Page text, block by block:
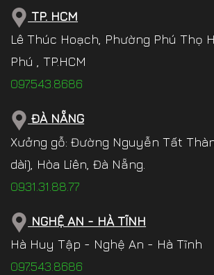
TP. HCM
Lê Thúc Hoạch, Phường Phú Thọ
Phú , TP.HCM
097.543.8686
ĐÀ NẴNG
Xưởng gỗ: Đường Nguyễn Tất
dài), Hòa Liên, Đà Nẵng.
0931.31.88.77
NGHỆ AN - HÀ TĨNH
Hà Huy Tập - Nghệ An - Hà Tĩnh
097.543.8686